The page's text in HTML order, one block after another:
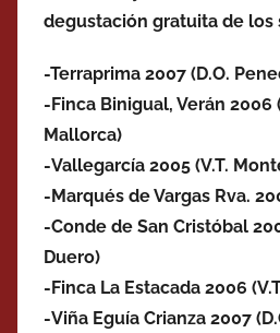
degustación gratuita de los
-Terraprima 2007 (D.O.
-Finca Binigual, Verán 2006
Mallorca)
-Vallegarcía 2005 (V.T.
-Marqués de Vargas Rva.
-Conde de San Cristóbal
Duero)
-Finca La Estacada 2006
-Viña Eguía Crianza 2007